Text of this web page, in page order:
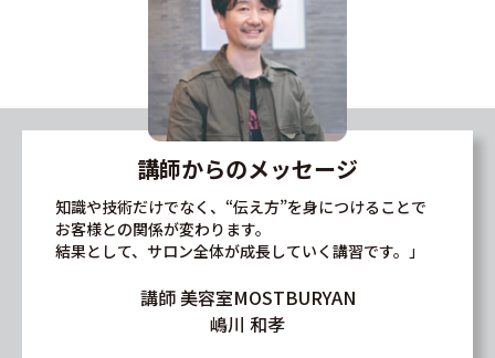
講師からのメッセージ
知識や技術だけでなく、“伝え方”を身につけることで
お客様との関係が変わります。
結果として、サロン全体が成長していく講習です。」
講師 美容室MOSTBURYAN
嶋川 和孝